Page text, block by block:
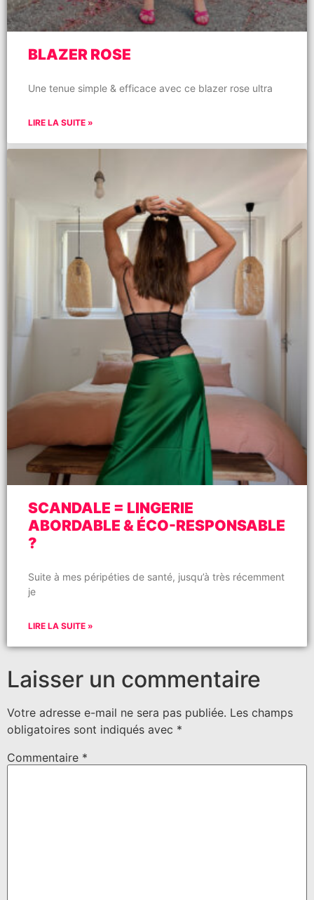
BLAZER ROSE
Une tenue simple & efficace avec ce blazer rose ultra
LIRE LA SUITE »
SCANDALE = LINGERIE
ABORDABLE & ÉCO-RESPONSABLE
?
Suite à mes péripéties de santé, jusqu’à très récemment
je
LIRE LA SUITE »
Laisser un commentaire
Votre adresse e-mail ne sera pas publiée. Les champs
obligatoires sont indiqués avec *
Commentaire *